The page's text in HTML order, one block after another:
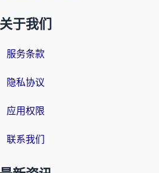
关于我们
服务条款
隐私协议
应用权限
联系我们